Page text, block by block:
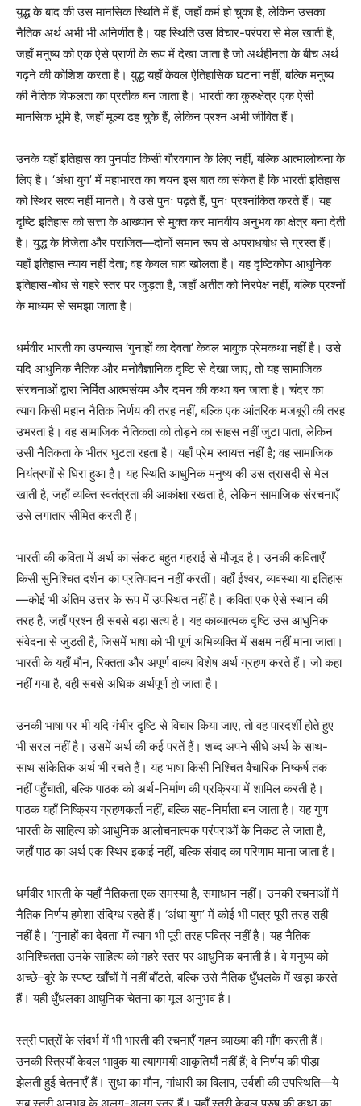
युद्ध के बाद की उस मानसिक स्थिति में हैं, जहाँ कर्म हो चुका है, लेकिन उसका
नैतिक अर्थ अभी भी अनिर्णीत है। यह स्थिति उस विचार-परंपरा से मेल खाती है,
जहाँ मनुष्य को एक ऐसे प्राणी के रूप में देखा जाता है जो अर्थहीनता के बीच अर्थ
गढ़ने की कोशिश करता है। युद्ध यहाँ केवल ऐतिहासिक घटना नहीं, बल्कि मनुष्य
की नैतिक विफलता का प्रतीक बन जाता है। भारती का कुरुक्षेत्र एक ऐसी
मानसिक भूमि है, जहाँ मूल्य ढह चुके हैं, लेकिन प्रश्न अभी जीवित हैं।
उनके यहाँ इतिहास का पुनर्पाठ किसी गौरवगान के लिए नहीं, बल्कि आत्मालोचना के
लिए है। ‘अंधा युग’ में महाभारत का चयन इस बात का संकेत है कि भारती इतिहास
को स्थिर सत्य नहीं मानते। वे उसे पुनः पढ़ते हैं, पुनः प्रश्नांकित करते हैं। यह
दृष्टि इतिहास को सत्ता के आख्यान से मुक्त कर मानवीय अनुभव का क्षेत्र बना देती
है। युद्ध के विजेता और पराजित—दोनों समान रूप से अपराधबोध से ग्रस्त हैं।
यहाँ इतिहास न्याय नहीं देता; वह केवल घाव खोलता है। यह दृष्टिकोण आधुनिक
इतिहास-बोध से गहरे स्तर पर जुड़ता है, जहाँ अतीत को निरपेक्ष नहीं, बल्कि प्रश्नों
के माध्यम से समझा जाता है।
धर्मवीर भारती का उपन्यास ‘गुनाहों का देवता’ केवल भावुक प्रेमकथा नहीं है। उसे
यदि आधुनिक नैतिक और मनोवैज्ञानिक दृष्टि से देखा जाए, तो यह सामाजिक
संरचनाओं द्वारा निर्मित आत्मसंयम और दमन की कथा बन जाता है। चंदर का
त्याग किसी महान नैतिक निर्णय की तरह नहीं, बल्कि एक आंतरिक मजबूरी की तरह
उभरता है। वह सामाजिक नैतिकता को तोड़ने का साहस नहीं जुटा पाता, लेकिन
उसी नैतिकता के भीतर घुटता रहता है। यहाँ प्रेम स्वायत्त नहीं है; वह सामाजिक
नियंत्रणों से घिरा हुआ है। यह स्थिति आधुनिक मनुष्य की उस त्रासदी से मेल
खाती है, जहाँ व्यक्ति स्वतंत्रता की आकांक्षा रखता है, लेकिन सामाजिक संरचनाएँ
उसे लगातार सीमित करती हैं।
भारती की कविता में अर्थ का संकट बहुत गहराई से मौजूद है। उनकी कविताएँ
किसी सुनिश्चित दर्शन का प्रतिपादन नहीं करतीं। वहाँ ईश्वर, व्यवस्था या इतिहास
—कोई भी अंतिम उत्तर के रूप में उपस्थित नहीं है। कविता एक ऐसे स्थान की
तरह है, जहाँ प्रश्न ही सबसे बड़ा सत्य है। यह काव्यात्मक दृष्टि उस आधुनिक
संवेदना से जुड़ती है, जिसमें भाषा को भी पूर्ण अभिव्यक्ति में सक्षम नहीं माना जाता।
भारती के यहाँ मौन, रिक्तता और अपूर्ण वाक्य विशेष अर्थ ग्रहण करते हैं। जो कहा
नहीं गया है, वही सबसे अधिक अर्थपूर्ण हो जाता है।
उनकी भाषा पर भी यदि गंभीर दृष्टि से विचार किया जाए, तो वह पारदर्शी होते हुए
भी सरल नहीं है। उसमें अर्थ की कई परतें हैं। शब्द अपने सीधे अर्थ के साथ-
साथ सांकेतिक अर्थ भी रचते हैं। यह भाषा किसी निश्चित वैचारिक निष्कर्ष तक
नहीं पहुँचाती, बल्कि पाठक को अर्थ-निर्माण की प्रक्रिया में शामिल करती है।
पाठक यहाँ निष्क्रिय ग्रहणकर्ता नहीं, बल्कि सह-निर्माता बन जाता है। यह गुण
भारती के साहित्य को आधुनिक आलोचनात्मक परंपराओं के निकट ले जाता है,
जहाँ पाठ का अर्थ एक स्थिर इकाई नहीं, बल्कि संवाद का परिणाम माना जाता है।
धर्मवीर भारती के यहाँ नैतिकता एक समस्या है, समाधान नहीं। उनकी रचनाओं में
नैतिक निर्णय हमेशा संदिग्ध रहते हैं। ‘अंधा युग’ में कोई भी पात्र पूरी तरह सही
नहीं है। ‘गुनाहों का देवता’ में त्याग भी पूरी तरह पवित्र नहीं है। यह नैतिक
अनिश्चितता उनके साहित्य को गहरे स्तर पर आधुनिक बनाती है। वे मनुष्य को
अच्छे–बुरे के स्पष्ट खाँचों में नहीं बाँटते, बल्कि उसे नैतिक धुँधलके में खड़ा करते
हैं। यही धुँधलका आधुनिक चेतना का मूल अनुभव है।
स्त्री पात्रों के संदर्भ में भी भारती की रचनाएँ गहन व्याख्या की माँग करती हैं।
उनकी स्त्रियाँ केवल भावुक या त्यागमयी आकृतियाँ नहीं हैं; वे निर्णय की पीड़ा
झेलती हुई चेतनाएँ हैं। सुधा का मौन, गांधारी का विलाप, उर्वशी की उपस्थिति—ये